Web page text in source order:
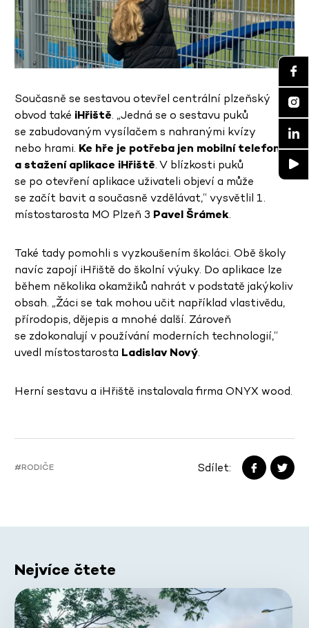
Současně se sestavou otevřel centrální plzeňský
obvod také iHřiště. „Jedná se o sestavu puků
se zabudovaným vysílačem s nahranými kvízy
nebo hrami. Ke hře je potřeba jen mobilní telefon
a stažení aplikace iHřiště. V blízkosti puků
se po otevření aplikace uživateli objeví a může
se začít bavit a současně vzdělávat,“ vysvětlil 1.
místostarosta MO Plzeň 3 Pavel Šrámek.
Také tady pomohli s vyzkoušením školáci. Obě školy
navíc zapojí iHřiště do školní výuky. Do aplikace lze
během několika okamžiků nahrát v podstatě jakýkoliv
obsah. „Žáci se tak mohou učit například vlastivědu,
přírodopis, dějepis a mnohé další. Zároveň
se zdokonalují v používání moderních technologií,“
uvedl místostarosta Ladislav Nový.
Herní sestavu a iHřiště instalovala firma ONYX wood.
#RODIČE Sdílet:
Nejvíce čtete